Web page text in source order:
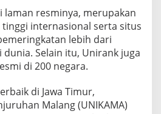
Rlaman resminya, merupakan
internasional serta situs
lebih dari
dunia. Selain itu, Unirank juga
di 200 negara.
di Jawa Timur,
Malang (UNIKAMA)